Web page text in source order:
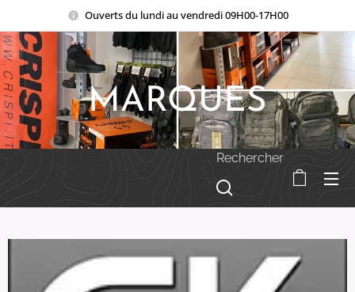
Ouverts du lundi au vendredi 09H00-17H00
Rechercher
MARQUES